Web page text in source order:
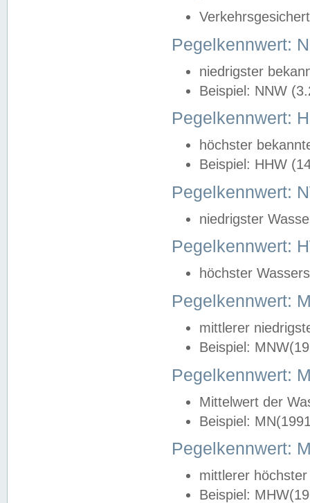
Pegelkennwert:
niedrigster
Beispiel: NNW
Pegelkennwert:
höchster
Beispiel: HHW
Pegelkennwert:
niedrigster
Pegelkennwert:
höchster
Pegelkennwert:
mittlerer
Beispiel:
Pegelkennwert:
Mittelwert der
Beispiel:
Pegelkennwert:
mittlerer
Beispiel: